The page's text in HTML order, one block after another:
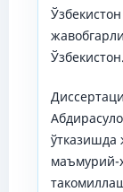
ўтказишда
маъмурий-